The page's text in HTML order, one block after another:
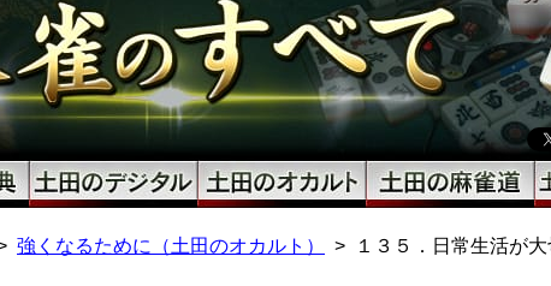
強くなるために（土田のオカルト） １３５．日常生活が